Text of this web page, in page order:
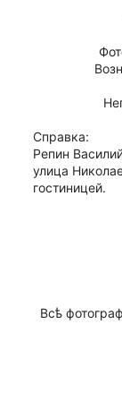
Справка:
Репин
улица
гостиницей.
Всѣ